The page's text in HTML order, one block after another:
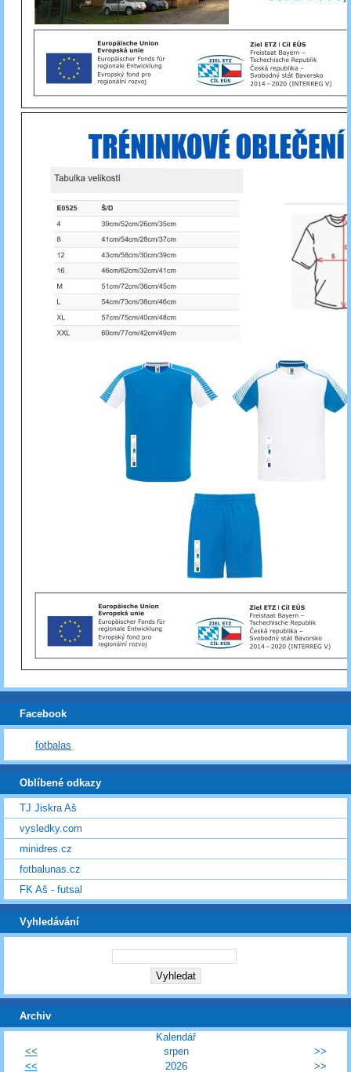
Facebook
fotbalas
Oblíbené odkazy
TJ Jiskra Aš
vysledky.com
minidres.cz
fotbalunas.cz
FK Aš - futsal
Vyhledávání
Archiv
Kalendář
<<
srpen
>>
<<
2026 >>